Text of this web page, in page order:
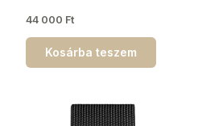
44 000 Ft
Kosárba teszem